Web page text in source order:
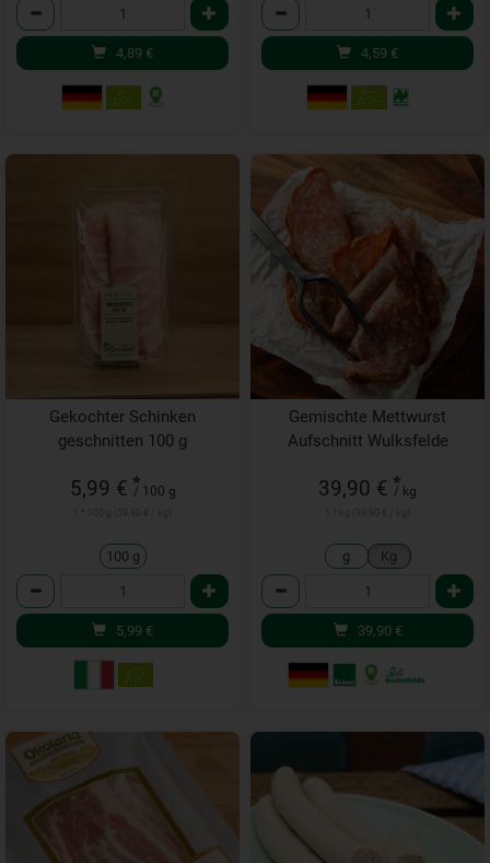
Anzahl
4,89 €
Anzahl
4,59 €
Gekochter Schinken
geschnitten 100 g
5,99 € *
/ 100 g
100 g
Anzahl
5,99 €
Gemischte Mettwurst
Aufschnitt Wulksfelde
39,90 € *
/ kg
g Kg
Anzahl
39,90 €